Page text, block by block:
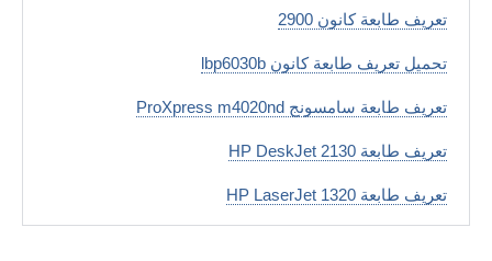
تعريف طابعة كانون 2900
تحميل تعريف طابعة كانون lbp6030b
تعريف طابعة سامسونج ProXpress m4020nd
تعريف طابعة HP DeskJet 2130
تعريف طابعة HP LaserJet 1320